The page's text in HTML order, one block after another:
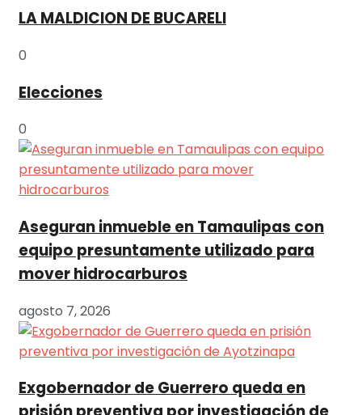
LA MALDICION DE BUCARELI
0
Elecciones
0
Aseguran inmueble en Tamaulipas con
equipo presuntamente utilizado para
mover hidrocarburos
agosto 7, 2026
Exgobernador de Guerrero queda en